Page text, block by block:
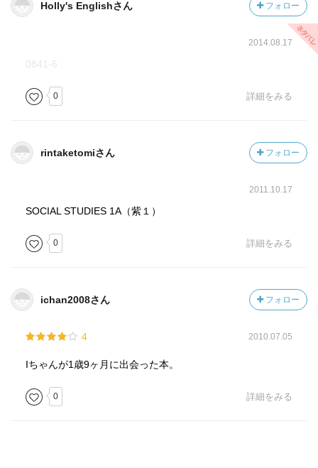
Holly's Englishさん フォロー
2014.08.17
0841-6
0 詳細をみる
rintaketomiさん フォロー
2011.10.17
SOCIAL STUDIES 1A（紫１）
0 詳細をみる
ichan2008さん フォロー
4 2010.07.05
Iちゃんが1歳9ヶ月に出会った本。
0 詳細をみる